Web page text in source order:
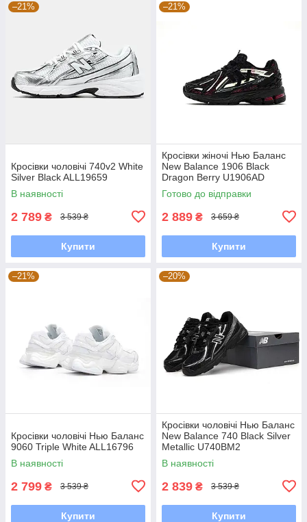
–21%
Кросівки чоловічі 740v2 White
Silver Black ALL19659
В наявності
2 789 ₴ 3 539 ₴
Купити
–21%
Кросівки жіночі Нью Баланс
New Balance 1906 Black
Dragon Berry U1906AD
Готово до відправки
2 889 ₴ 3 659 ₴
Купити
–21%
Кросівки чоловічі Нью Баланс
9060 Triple White ALL16796
В наявності
2 799 ₴ 3 539 ₴
Купити
–20%
Кросівки чоловічі Нью Баланс
New Balance 740 Black Silver
Metallic U740BM2
В наявності
2 839 ₴ 3 539 ₴
Купити